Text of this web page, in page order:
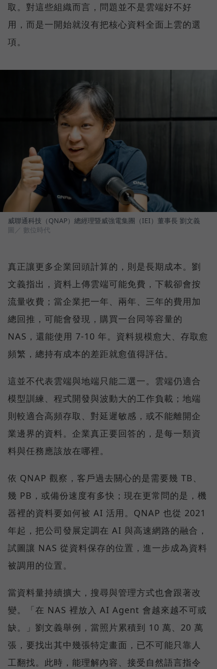
取。對這些組織而言，問題並不是雲端好不好
用，而是一開始就沒有把核心資料全面上雲的選
項。
威聯通科技（QNAP）總經理暨威強電集團（IEI）董事長 劉文義
圖／ 數位時代
真正讓更多企業回頭計算的，則是長期成本。劉
文義指出，資料上傳雲端可能免費，下載卻會按
流量收費；當企業把一年、兩年、三年的費用加
總回推，可能會發現，購買一台同等容量的
NAS，還能使用 7-10 年。資料規模愈大、存取愈
頻繁，總持有成本的差距就愈值得評估。
這並不代表雲端與地端只能二選一。雲端仍適合
模型訓練、程式開發與波動大的工作負載；地端
則較適合高頻存取、對延遲敏感，或不能離開企
業邊界的資料。企業真正要回答的，是每一類資
料與任務應該放在哪裡。
依 QNAP 觀察，客戶過去關心的是需要幾 TB、
幾 PB，或備份速度有多快；現在更常問的是，機
器裡的資料要如何被 AI 活用。QNAP 也從 2021
年起，把公司發展定調在 AI 與高速網路的融合，
試圖讓 NAS 從資料保存的位置，進一步成為資料
被調用的位置。
當資料量持續擴大，搜尋與管理方式也會跟著改
變。「在 NAS 裡放入 AI Agent 會越來越不可或
缺。」劉文義舉例，當照片累積到 10 萬、20 萬
張，要找出其中幾張特定畫面，已不可能只靠人
工翻找。此時，能理解內容、接受自然語言指令